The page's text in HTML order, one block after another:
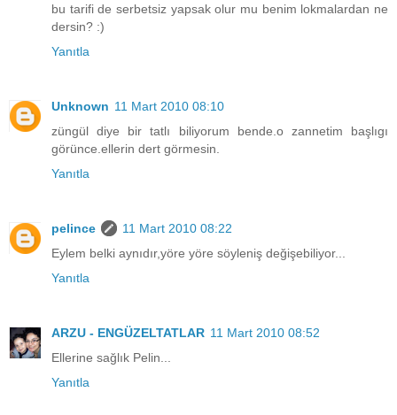
bu tarifi de serbetsiz yapsak olur mu benim lokmalardan ne
dersin? :)
Yanıtla
Unknown 11 Mart 2010 08:10
züngül diye bir tatlı biliyorum bende.o zannetim başlıgı
görünce.ellerin dert görmesin.
Yanıtla
pelince
11 Mart 2010 08:22
Eylem belki aynıdır,yöre yöre söyleniş değişebiliyor...
Yanıtla
ARZU - ENGÜZELTATLAR 11 Mart 2010 08:52
Ellerine sağlık Pelin...
Yanıtla